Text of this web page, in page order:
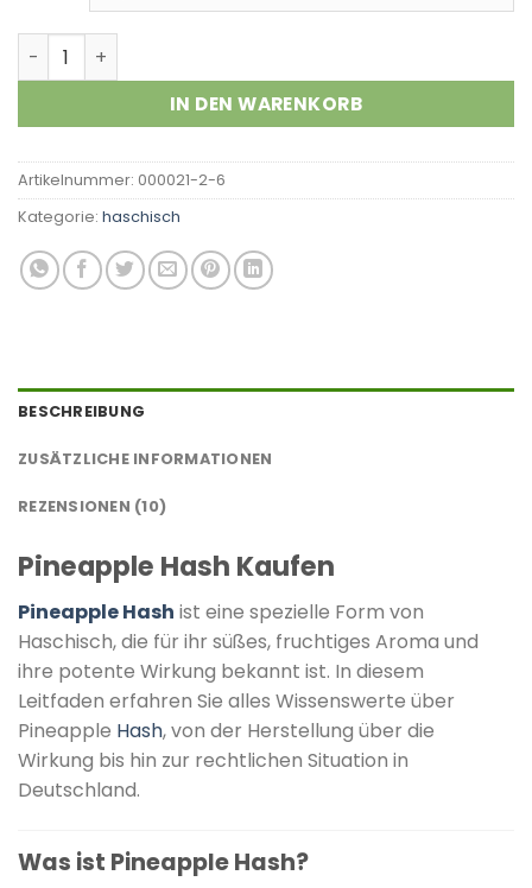
Pineapple Hash Menge
IN DEN WARENKORB
Artikelnummer: 000021-2-6
Kategorie: haschisch
BESCHREIBUNG
ZUSÄTZLICHE INFORMATIONEN
REZENSIONEN (10)
Pineapple Hash Kaufen
Pineapple Hash ist eine spezielle Form von
Haschisch, die für ihr süßes, fruchtiges Aroma und
ihre potente Wirkung bekannt ist. In diesem
Leitfaden erfahren Sie alles Wissenswerte über
Pineapple Hash, von der Herstellung über die
Wirkung bis hin zur rechtlichen Situation in
Deutschland.
Was ist Pineapple Hash?